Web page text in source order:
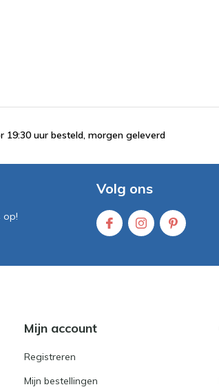
19:30 uur besteld, morgen geleverd
op!
Volg ons
Mijn account
Registreren
Mijn bestellingen